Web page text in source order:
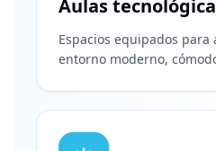
Aulas
Espacios equipados
entorno moderno,